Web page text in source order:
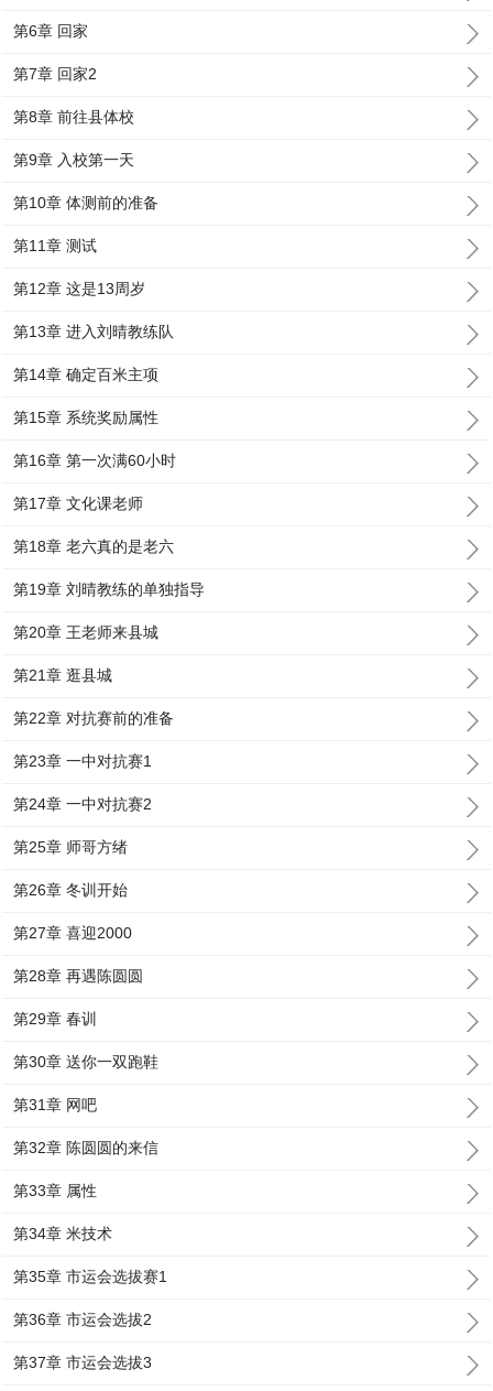
第6章 回家
第7章 回家2
第8章 前往县体校
第9章 入校第一天
第10章 体测前的准备
第11章 测试
第12章 这是13周岁
第13章 进入刘晴教练队
第14章 确定百米主项
第15章 系统奖励属性
第16章 第一次满60小时
第17章 文化课老师
第18章 老六真的是老六
第19章 刘晴教练的单独指导
第20章 王老师来县城
第21章 逛县城
第22章 对抗赛前的准备
第23章 一中对抗赛1
第24章 一中对抗赛2
第25章 师哥方绪
第26章 冬训开始
第27章 喜迎2000
第28章 再遇陈圆圆
第29章 春训
第30章 送你一双跑鞋
第31章 网吧
第32章 陈圆圆的来信
第33章 属性
第34章 米技术
第35章 市运会选拔赛1
第36章 市运会选拔2
第37章 市运会选拔3